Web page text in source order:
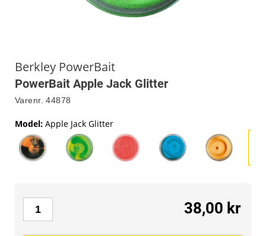
Berkley PowerBait
PowerBait Apple Jack Glitter
Varenr. 44878
Model: Apple Jack Glitter
38,00 kr